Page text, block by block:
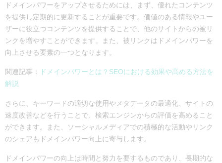
ドメインパワーをアップさせるためには、まず、優れたコンテンツ
を提供し定期的に更新することが重要です。価値のある情報やユー
ザーに役立つコンテンツを提供することで、他のサイトからの被リ
ンクを増やすことができます。また、被リンクはドメインパワーを
向上させる要素の一つとなります。
関連記事：
ドメインパワーとは？SEOにおける効果や高める方法を
解説
さらに、キーワードの適切な使用やメタデータの最適化、サイトの
速度改善などを行うことで、検索エンジンからの評価を高めること
ができます。また、ソーシャルメディアでの積極的な活動やリンク
のシェアもドメインパワー向上に寄与します。
ドメインパワーの向上は時間と努力を要するものであり、長期的な